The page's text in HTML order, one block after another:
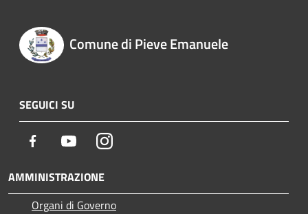
Comune di Pieve Emanuele
SEGUICI SU
Facebook YoutubeInstagram
AMMINISTRAZIONE
Organi di Governo